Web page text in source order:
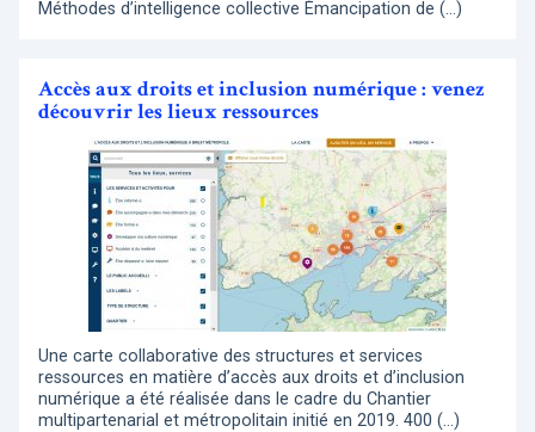
Méthodes d’intelligence collective Émancipation de (…)
Accès aux droits et inclusion numérique : venez
découvrir les lieux ressources
Une carte collaborative des structures et services
ressources en matière d’accès aux droits et d’inclusion
numérique a été réalisée dans le cadre du Chantier
multipartenarial et métropolitain initié en 2019. 400 (…)